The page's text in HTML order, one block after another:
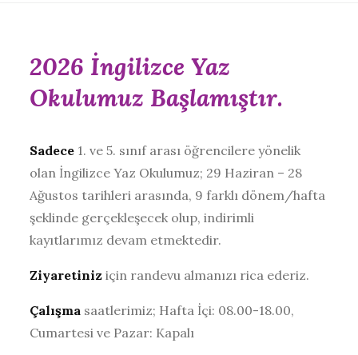
2026 İngilizce Yaz
Okulumuz Başlamıştır.
Sadece 1. ve 5. sınıf arası öğrencilere yönelik
olan İngilizce Yaz Okulumuz; 29 Haziran – 28
Ağustos tarihleri arasında, 9 farklı dönem/hafta
şeklinde gerçekleşecek olup, indirimli
kayıtlarımız devam etmektedir.
Ziyaretiniz için randevu almanızı rica ederiz.
Çalışma saatlerimiz; Hafta İçi: 08.00-18.00,
Cumartesi ve Pazar: Kapalı